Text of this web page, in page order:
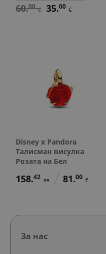
60.00 € 35.00 €
Disney x Pandora
Талисман висулка
Розата на Бел
158.42 лв. 81.00 €
За нас